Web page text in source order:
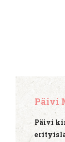
Päivi
Päivi